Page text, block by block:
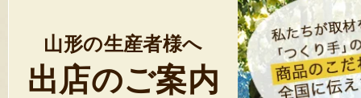
山形の生産者様へ
出店のご案内